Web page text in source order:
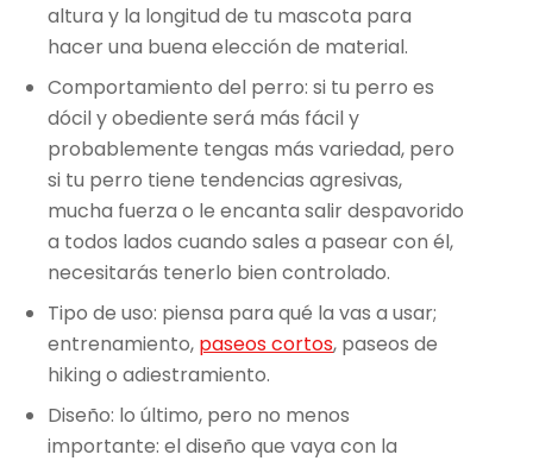
altura y la longitud de tu mascota para
hacer una buena elección de material.
Comportamiento del perro: si tu perro es
dócil y obediente será más fácil y
probablemente tengas más variedad, pero
si tu perro tiene tendencias agresivas,
mucha fuerza o le encanta salir despavorido
a todos lados cuando sales a pasear con él,
necesitarás tenerlo bien controlado.
Tipo de uso: piensa para qué la vas a usar;
entrenamiento, paseos cortos, paseos de
hiking o adiestramiento.
Diseño: lo último, pero no menos
importante: el diseño que vaya con la